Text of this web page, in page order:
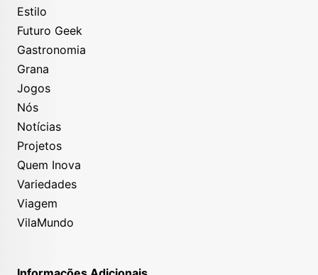
Estilo
Futuro Geek
Gastronomia
Grana
Jogos
Nós
Notícias
Projetos
Quem Inova
Variedades
Viagem
VilaMundo